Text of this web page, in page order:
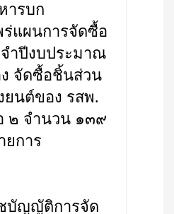
ารบก
ร่แผนการจัดซื้อ
ำปีงบประมาณ
จัดซื้อชิ้นส่วน
ยนต์ของ รสพ.
๒ จำนวน ๑๓๙
ยการ
บัญญัติการจัด